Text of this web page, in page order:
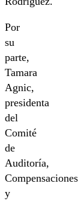
Por
su
parte,
Tamara
Agnic,
presidenta
del
Comité
de
Auditoría,
Compensaciones
y